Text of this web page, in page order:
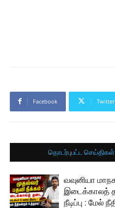
Facebook Twitter
தொடர்புபட்ட செய்திகள்
வவுனியா
இடைக்காலத்
நீடிப்பு : மேல்